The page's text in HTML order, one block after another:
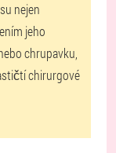
nejen
jeho
chrupavku,
chirurgové